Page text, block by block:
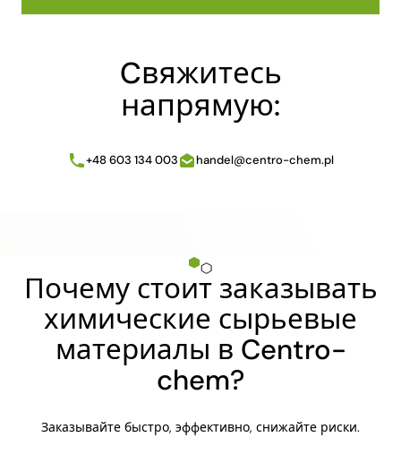
Cвяжитесь
напрямую:
+48 603 134 003 handel@centro-chem.pl
Почему стоит заказывать
химические сырьевые
материалы в Centro-
chem?
Заказывайте быстро, эффективно, снижайте риски.